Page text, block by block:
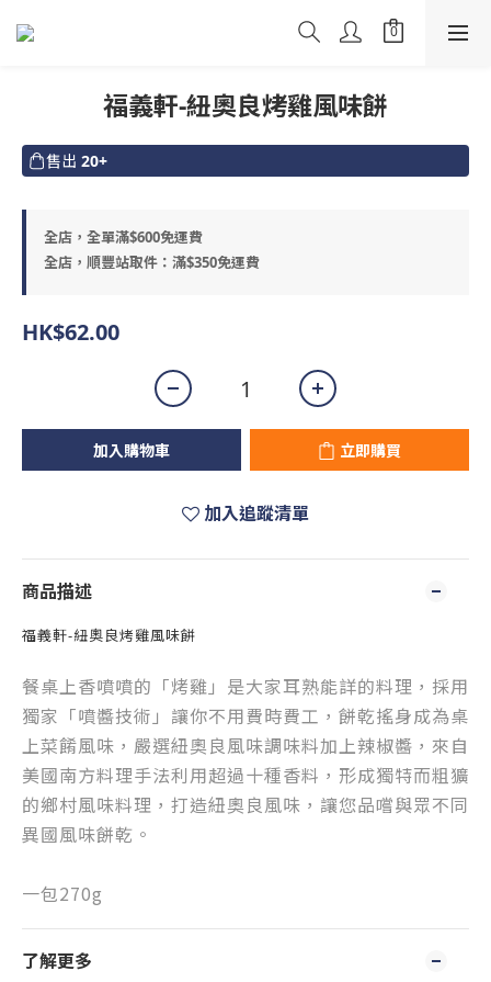
福義軒-紐奧良烤雞風味餅
售出 20+
全店，全單滿$600免運費
全店，順豐站取件：滿$350免運費
HK$62.00
加入購物車 立即購買
加入追蹤清單
商品描述
福義軒-紐奧良烤雞風味餅
餐桌上香噴噴的「烤雞」是大家耳熟能詳的料理，採用
獨家「噴醬技術」讓你不用費時費工，餅乾搖身成為桌
上菜餚風味，嚴選紐奧良風味調味料加上辣椒醬，來自
美國南方料理手法利用超過十種香料，形成獨特而粗獷
的鄉村風味料理，打造紐奧良風味，讓您品嚐與眾不同
異國風味餅乾。
一包270g
了解更多